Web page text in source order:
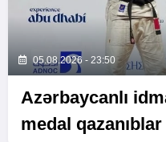
05.08.2026 - 23:50
Azərbaycanlı
medal qazanıblar